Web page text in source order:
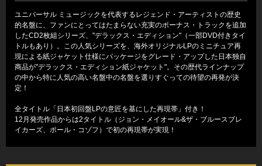
ユニバーサル ミュージックを代表するレジェンド・アーティストの歴史
的名盤に、ファンにとってはたまらない充実のボーナス・トラックを追加
したCD2枚組シリーズ、"デラックス・エディション"（一部DVD付きタイ
トルもあり）。この人気シリーズを、海外オリジナルLPのミニチュア再
現による紙ジャケット仕様にパッケージをグレード・アップした日本独自
商品が"デラックス・エディション紙ジャケット"。その歴代ラインナップ
の中から特に人気の高い名盤中の名盤を選りすぐっての待望の再発が決
定！
全タイトル「日本初回盤LPの意匠を基にした再現帯」付き！
12月発売作品からは2タイトル（ジョン・メイオール&ザ・ブルースブレ
イカーズ、ポール・コゾフ）で初の再現帯が実現！